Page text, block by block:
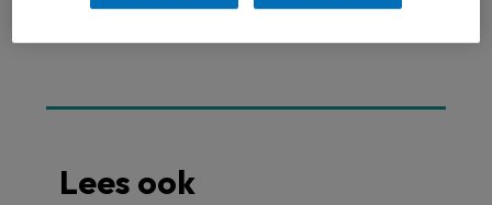
Lees ook